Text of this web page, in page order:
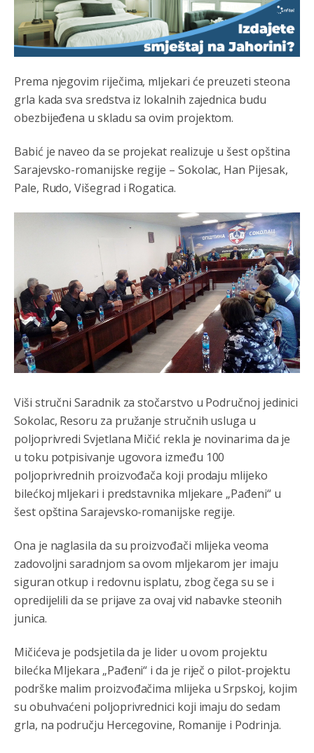
Prema njegovim riječima, mljekari će preuzeti steona
grla kada sva sredstva iz lokalnih zajednica budu
obezbijeđena u skladu sa ovim projektom.
Babić je naveo da se projekat realizuje u šest opština
Sarajevsko-romanijske regije – Sokolac, Han Pijesak,
Pale, Rudo, Višegrad i Rogatica.
Viši stručni Saradnik za stočarstvo u Područnoj jedinici
Sokolac, Resoru za pružanje stručnih usluga u
poljoprivredi Svjetlana Mičić rekla je novinarima da je
u toku potpisivanje ugovora između 100
poljoprivrednih proizvođača koji prodaju mlijeko
bilećkoj mljekari i predstavnika mljekare „Pađeni“ u
šest opština Sarajevsko-romanijske regije.
Ona je naglasila da su proizvođači mlijeka veoma
zadovoljni saradnjom sa ovom mljekarom jer imaju
siguran otkup i redovnu isplatu, zbog čega su se i
opredijelili da se prijave za ovaj vid nabavke steonih
junica.
Mičićeva je podsjetila da je lider u ovom projektu
bilećka Mljekara „Pađeni“ i da je riječ o pilot-projektu
podrške malim proizvođačima mlijeka u Srpskoj, kojim
su obuhvaćeni poljoprivrednici koji imaju do sedam
grla, na području Hercegovine, Romanije i Podrinja.
Анонимно2806721 8/6/2026 12:39
791 BiH nije priznala Kosovo kao nezavisnu državu jer